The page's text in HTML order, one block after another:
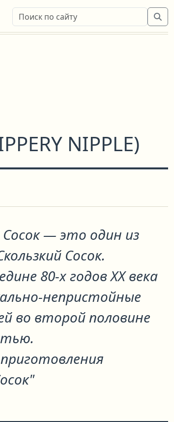
NIPPLE)
— это один из
Сосок.
80-х годов XX века
непристойные
во второй половине
приготовления